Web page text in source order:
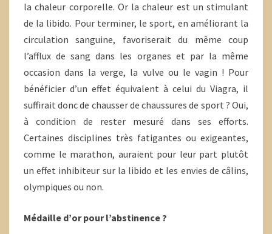
la chaleur corporelle. Or la chaleur est un stimulant
de la libido. Pour terminer, le sport, en améliorant la
circulation sanguine, favoriserait du même coup
l’afflux de sang dans les organes et par la même
occasion dans la verge, la vulve ou le vagin ! Pour
bénéficier d’un effet équivalent à celui du Viagra, il
suffirait donc de chausser de chaussures de sport ? Oui,
à condition de rester mesuré dans ses efforts.
Certaines disciplines très fatigantes ou exigeantes,
comme le marathon, auraient pour leur part plutôt
un effet inhibiteur sur la libido et les envies de câlins,
olympiques ou non.
Médaille d’or pour l’abstinence ?